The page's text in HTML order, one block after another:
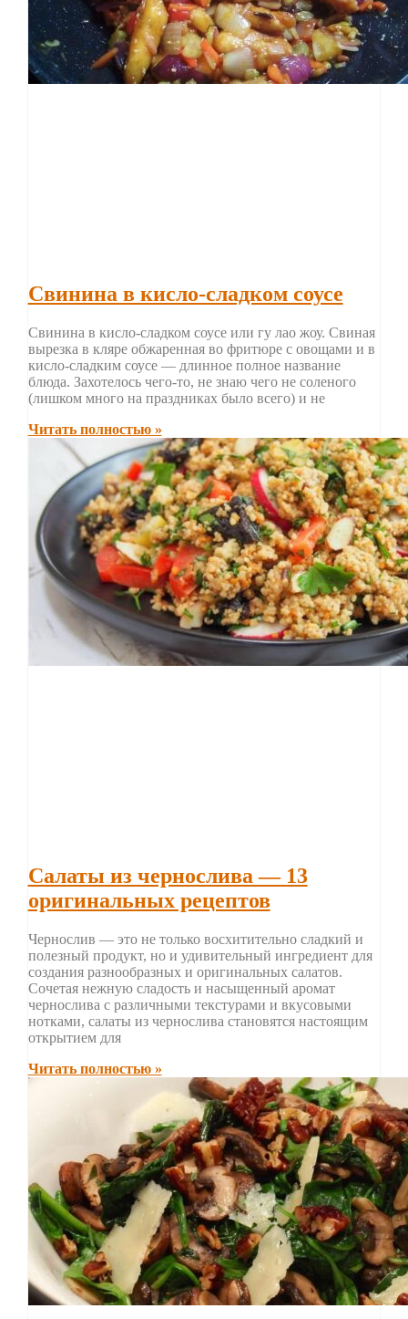
Свинина в кисло-сладком соусе
Свинина в кисло-сладком соусе или гу лао жоу. Свиная
вырезка в кляре обжаренная во фритюре с овощами и в
кисло-сладким соусе — длинное полное название
блюда. Захотелось чего-то, не знаю чего не соленого
(лишком много на праздниках было всего) и не
Читать полностью »
Салаты из чернослива — 13
оригинальных рецептов
Чернослив — это не только восхитительно сладкий и
полезный продукт, но и удивительный ингредиент для
создания разнообразных и оригинальных салатов.
Сочетая нежную сладость и насыщенный аромат
чернослива с различными текстурами и вкусовыми
нотками, салаты из чернослива становятся настоящим
открытием для
Читать полностью »